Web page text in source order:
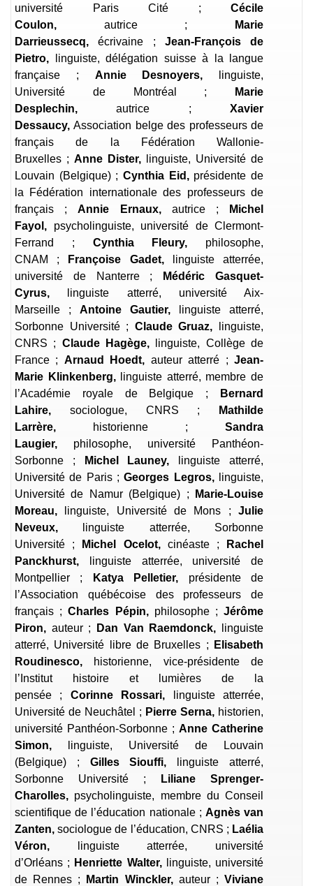
université Paris Cité ; Cécile
Coulon, autrice ;
Marie
Darrieussecq, écrivaine ; Jean-François de
Pietro, linguiste, délégation suisse à la langue
française ; Annie Desnoyers, linguiste,
Université de Montréal ;
Marie
Desplechin, autrice ; Xavier
Dessaucy, Association belge des professeurs de
français de la Fédération Wallonie-
Bruxelles ; Anne Dister, linguiste, Université de
Louvain (Belgique) ; Cynthia Eid,présidente de
la Fédération internationale des professeurs de
français ; Annie Ernaux,autrice ;
Michel
Fayol, psycholinguiste, université de Clermont-
Ferrand ; Cynthia Fleury, philosophe,
CNAM ;
Françoise Gadet,linguiste atterrée,
université de Nanterre ;
Médéric Gasquet-
Cyrus, linguiste atterré, université Aix-
Marseille ; Antoine Gautier, linguiste atterré,
Sorbonne Université ; Claude Gruaz, linguiste,
CNRS ; Claude Hagège, linguiste, Collège de
France ; Arnaud Hoedt, auteur atterré ;Jean-
Marie Klinkenberg,linguiste atterré, membre de
l’Académie royale de Belgique ;
Bernard
Lahire, sociologue, CNRS ;
Mathilde
Larrère, historienne ; Sandra
Laugier, philosophe, université Panthéon-
Sorbonne ;
Michel Launey, linguiste atterré,
Université de Paris ;Georges Legros,linguiste,
Université de Namur (Belgique) ;
Marie-Louise
Moreau, linguiste, Université de Mons ; Julie
Neveux, linguiste atterrée, Sorbonne
Université ;
Michel Ocelot, cinéaste ;
Rachel
Panckhurst, linguiste atterrée, université de
Montpellier ;
Katya Pelletier, présidente de
l’Association québécoise des professeurs de
français ;Charles Pépin, philosophe ;Jérôme
Piron, auteur ; Dan Van Raemdonck,
linguiste
atterré, Université libre de Bruxelles ; Elisabeth
Roudinesco, historienne, vice-présidente de
l’Institut histoire et lumières de la
pensée ; Corinne Rossari, linguiste atterrée,
Université de Neuchâtel ; Pierre Serna, historien,
université Panthéon-Sorbonne ; Anne Catherine
Simon, linguiste, Université de Louvain
(Belgique) ; Gilles Siouffi, linguiste atterré,
Sorbonne Université ;
Liliane Sprenger-
Charolles, psycholinguiste, membre du Conseil
scientifique de l’éducation nationale ; Agnès van
Zanten, sociologue de l’éducation, CNRS ; Laélia
Véron, linguiste atterrée, université
d’Orléans ; Henriette Walter,linguiste, université
de Rennes ;
Martin Winckler,auteur ;Viviane